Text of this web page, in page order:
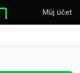
Můj účet